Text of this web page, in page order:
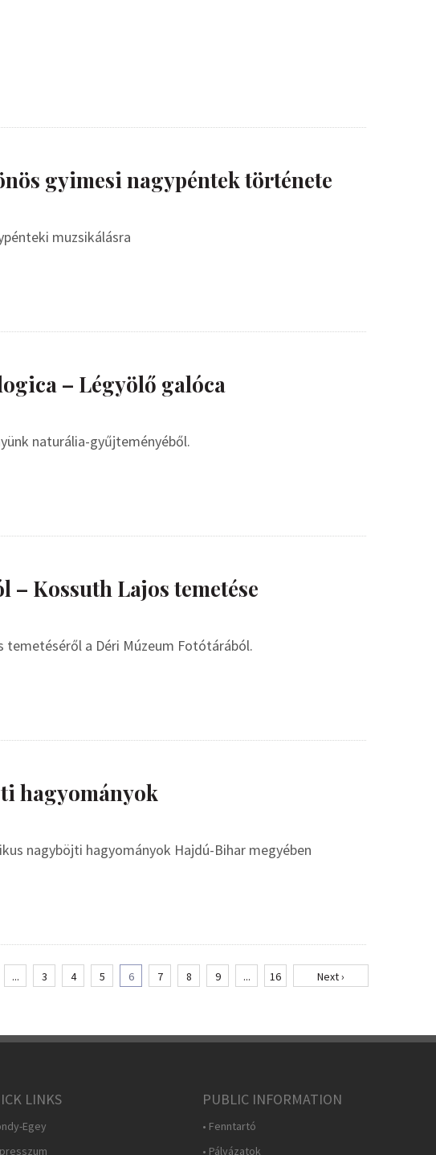
gyimesi nagypéntek története
muzsikálásra
– Légyölő galóca
naturália-gyűjteményéből.
– Kossuth Lajos temetése
a Déri Múzeum Fotótárából.
hagyományok
nagyböjti hagyományok Hajdú-Bihar megyében
... 3 4 5 6 7 8 9 ... 16 Next ›
LINKS
Egey
PUBLIC INFORMATION
• Fenntartó
• Pályázatok